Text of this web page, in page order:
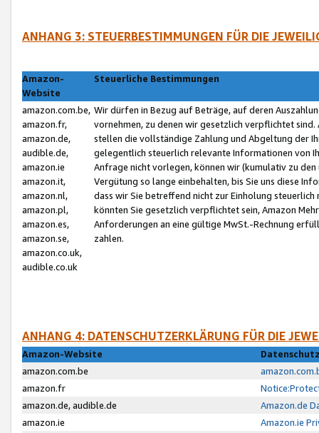
ANHANG 3: STEUERBESTIMMUNGEN FÜR DIE
Amazon-
Website
Steuerliche Bestimmungen
amazon.com.be,
amazon.fr,
amazon.de,
audible.de,
amazon.ie
amazon.it,
amazon.nl,
amazon.pl,
amazon.es,
amazon.se,
amazon.co.uk,
audible.co.uk
Wir dürfen in Bezug auf Beträge, auf deren
vornehmen, zu denen wir gesetzlich verpflichtet
stellen die vollständige Zahlung und Abgeltung der
gelegentlich steuerlich relevante Informationen von
Anfrage nicht vorlegen, können wir (kumulativ zu
Vergütung so lange einbehalten, bis Sie uns diese
dass wir Sie betreffend nicht zur Einholung
könnten Sie gesetzlich verpflichtet sein, Amazon
Anforderungen an eine gültige MwSt.-Rechnung
zahlen.
ANHANG 4: DATENSCHUTZERKLÄRUNG FÜR DIE
Amazon-Website
amazon.com.be
amazon.fr
amazon.de, audible.de
Amazon.de
amazon.ie
Amazon.ie